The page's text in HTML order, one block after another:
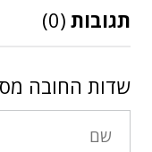
תגובות (0)
שדות החובה